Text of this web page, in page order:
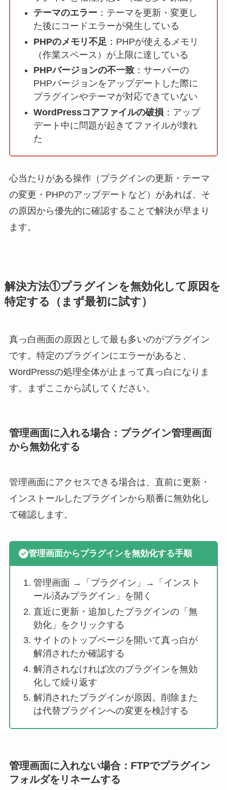
テーマのエラー ：テーマを更新・変更し
た後にコードエラーが発生している
PHPのメモリ不足 ：PHPが使えるメモリ
（作業スペース）が上限に達している
PHPバージョンの不一致 ：サーバーの
PHPバージョンをアップデートした際に
プラグインやテーマが対応できていない
WordPressコアファイルの破損 ：アップ
デート中に問題が起きてファイルが壊れ
た
心当たりがある操作（プラグインの更新・テーマ
の変更・PHPのアップデートなど）があれば、そ
の原因から優先的に確認することで解決が早まり
ます。
解決方法①プラグインを無効化して原因を
特定する（まず最初に試す）
真っ白画面の原因として最も多いのがプラグイン
です。特定のプラグインにエラーがあると、
WordPressの処理全体が止まって真っ白になりま
す。まずここから試してください。
管理画面に入れる場合：プラグイン管理画面
から無効化する
管理画面にアクセスできる場合は、直前に更新・
インストールしたプラグインから順番に無効化し
て確認します。
管理画面からプラグインを無効化する手順
管理画面 →「プラグイン」→「インスト
ール済みプラグイン」を開く
直近に更新・追加したプラグインの「無
効化」をクリックする
サイトのトップページを開いて真っ白が
解消されたか確認する
解消されなければ次のプラグインを無効
化して繰り返す
解消されたプラグインが原因。削除また
は代替プラグインへの変更を検討する
管理画面に入れない場合：FTPでプラグイン
フォルダをリネームする